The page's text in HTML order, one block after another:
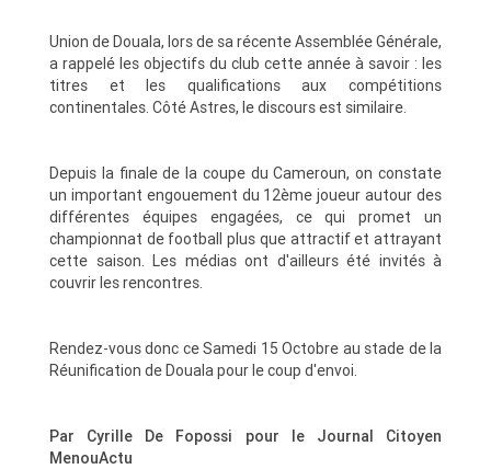
Union de Douala, lors de sa récente Assemblée Générale,
a rappelé les objectifs du club cette année à savoir : les
titres et les qualifications aux compétitions
continentales. Côté Astres, le discours est similaire.
Depuis la finale de la coupe du Cameroun, on constate
un important engouement du 12ème joueur autour des
différentes équipes engagées, ce qui promet un
championnat de football plus que attractif et attrayant
cette saison. Les médias ont d'ailleurs été invités à
couvrir les rencontres.
Rendez-vous donc ce Samedi 15 Octobre au stade de la
Réunification de Douala pour le coup d'envoi.
Par Cyrille De Fopossi pour le Journal Citoyen
MenouActu